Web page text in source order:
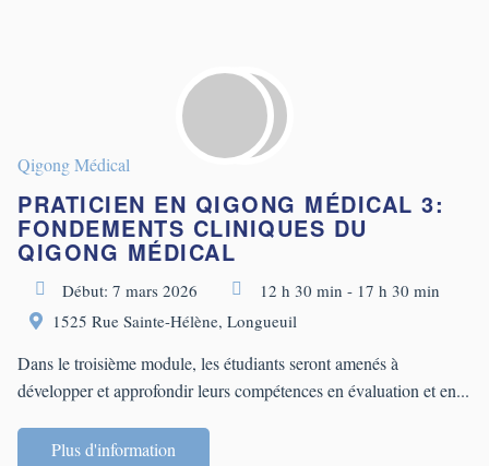
Qigong Médical
PRATICIEN EN QIGONG MÉDICAL 3:
FONDEMENTS CLINIQUES DU
QIGONG MÉDICAL
Début: 7 mars 2026
12 h 30 min - 17 h 30 min
1525 Rue Sainte-Hélène, Longueuil
Dans le troisième module, les étudiants seront amenés à
développer et approfondir leurs compétences en évaluation et en...
Plus d'information